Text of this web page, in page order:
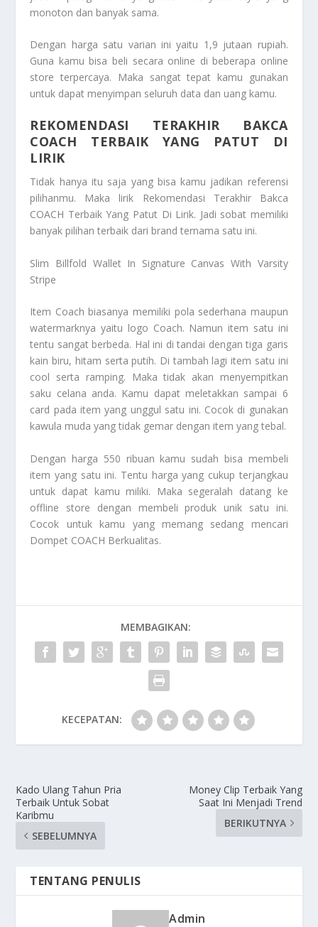
monoton dan banyak sama.
Dengan harga satu varian ini yaitu 1,9 jutaan rupiah.
Guna kamu bisa beli secara online di beberapa online
store terpercaya. Maka sangat tepat kamu gunakan
untuk dapat menyimpan seluruh data dan uang kamu.
REKOMENDASI TERAKHIR BAKCA
COACH TERBAIK YANG PATUT DI
LIRIK
Tidak hanya itu saja yang bisa kamu jadikan referensi
pilihanmu. Maka lirik
Rekomendasi Terakhir Bakca
COACH Terbaik Yang Patut Di Lirik. Jadi sobat memiliki
banyak pilihan terbaik dari brand ternama satu ini.
Slim Billfold Wallet In Signature Canvas With Varsity
Stripe
Item Coach biasanya memiliki pola sederhana maupun
watermarknya yaitu logo Coach. Namun item satu ini
tentu sangat berbeda. Hal ini di tandai dengan tiga garis
kain biru, hitam serta putih. Di tambah lagi item satu ini
cool serta ramping. Maka tidak akan menyempitkan
saku celana anda. Kamu dapat meletakkan sampai 6
card pada item yang unggul satu ini. Cocok di gunakan
kawula muda yang tidak gemar dengan item yang tebal.
Dengan harga 550 ribuan kamu sudah bisa membeli
item yang satu ini. Tentu harga yang cukup terjangkau
untuk dapat kamu miliki. Maka segeralah datang ke
offline store dengan membeli produk unik satu ini.
Cocok untuk kamu yang memang sedang mencari
Dompet COACH Berkualitas.
MEMBAGIKAN:
KECEPATAN:
Kado Ulang Tahun Pria
Terbaik Untuk Sobat
Karibmu
SEBELUMNYA
Money Clip Terbaik Yang
Saat Ini Menjadi Trend
BERIKUTNYA
TENTANG PENULIS
Admin